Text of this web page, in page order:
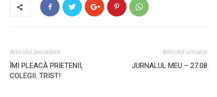
Articolul precedent
ÎMI PLEACĂ PRIETENII,
COLEGII. TRIST!
Articolul următor
JURNALUL MEU – 27.08